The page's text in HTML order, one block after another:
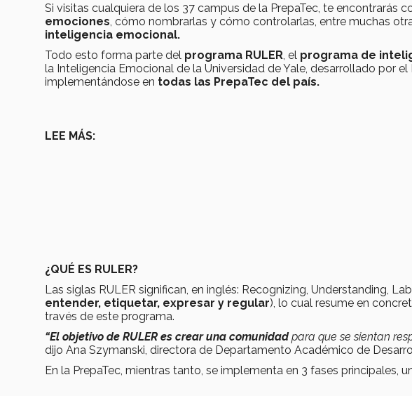
Si visitas cualquiera de los 37 campus de la PrepaTec, te encontrarás
emociones , cómo nombrarlas y cómo controlarlas, entre muchas
inteligencia emocional.
Todo esto forma parte del programa RULER , el programa de
la Inteligencia Emocional de la Universidad de Yale, desarrollado por
implementándose en todas las PrepaTec del país.
LEE MÁS:
¿QUÉ ES RULER?
Las siglas RULER significan, en inglés: Recognizing, Understanding,
entender, etiquetar, expresar y regular), lo cual resume en
través de este programa.
“El objetivo de RULER es crear una comunidadpara que se sientan
dijo Ana Szymanski, directora de Departamento Académico de
En la PrepaTec, mientras tanto, se implementa en 3 fases principales,